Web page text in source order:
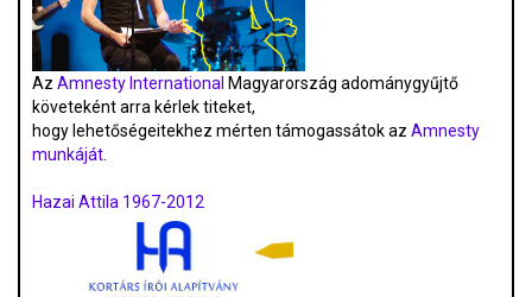
Az Amnesty International Magyarország adománygyűjtő
követeként arra kérlek titeket,
hogy lehetőségeitekhez mérten támogassátok az Amnesty
munkáját
Hazai Attila 1967-2012